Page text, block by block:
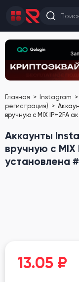
Главная Instagram
регистрация)
вручную с MIX IP+2FA
Аккаунты
вручную с MIX
установлена
13.05 ₽